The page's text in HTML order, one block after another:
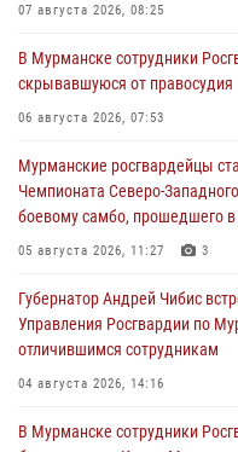
07 августа 2026, 08:25
В Мурманске сотрудники
скрывавшуюся от правосудия
06 августа 2026, 07:53
Мурманские росгвардейцы
Чемпионата Северо-
боевому самбо, прошедшего в
05 августа 2026, 11:27 3
Губернатор Андрей Чибис
Управления Росгвардии по
отличившимся сотрудникам
04 августа 2026, 14:16
В Мурманске сотрудники